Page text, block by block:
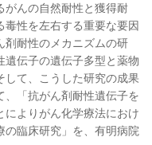
がんの自然耐性と獲得耐
性を左右する重要な要因
剤耐性のメカニズムの研
遺伝子の遺伝子多型と薬物
して、こうした研究の成果
、「抗がん剤耐性遺伝子を
によりがん化学療法におけ
の臨床研究」を、有明病院